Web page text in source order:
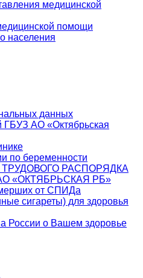
медицинской
помощи
населения
данных
ГБУЗ АО «Октябрьская
по беременности
РАСПОРЯДКА
«ОКТЯБРЬСКАЯ РБ»
от СПИДа
сигареты) для здоровья
России о Вашем здоровье